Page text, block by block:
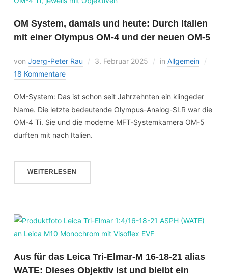
OM System, damals und heute: Durch Italien
mit einer Olympus OM-4 und der neuen OM-5
von Joerg-Peter Rau 3. Februar 2025 in Allgemein
18 Kommentare
OM-System: Das ist schon seit Jahrzehnten ein klingeder
Name. Die letzte bedeutende Olympus-Analog-SLR war die
OM-4 Ti. Sie und die moderne MFT-Systemkamera OM-5
durften mit nach Italien.
WEITERLESEN
Aus für das Leica Tri-Elmar-M 16-18-21 alias
WATE: Dieses Objektiv ist und bleibt ein